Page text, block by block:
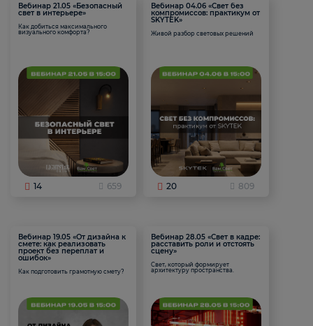
Вебинар 21.05 «Безопасный
свет в интерьере»
Как добиться максимального
визуального комфорта?
14 659
Вебинар 04.06 «Свет без
компромиссов: практикум от
SKYTEK»
Живой разбор световых решений
20 809
Вебинар 19.05 «От дизайна к
смете: как реализовать
проект без переплат и
ошибок»
Как подготовить грамотную смету?
Вебинар 28.05 «Свет в кадре:
расставить роли и отстоять
сцену»
Свет, который формирует
архитектуру пространства.